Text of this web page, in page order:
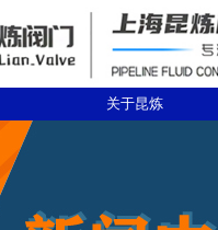
关于昆炼